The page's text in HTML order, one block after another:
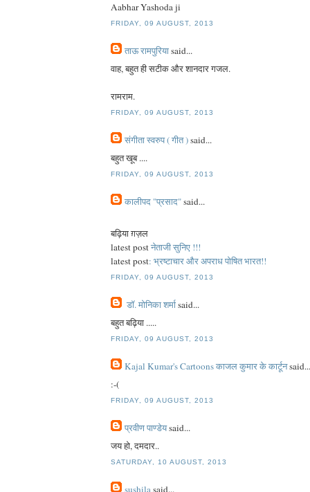
Aabhar Yashoda ji
FRIDAY, 09 AUGUST, 2013
ताऊ रामपुरियाsaid...
वाह, बहुत ही सटीक और शानदार गजल.
रामराम.
FRIDAY, 09 AUGUST, 2013
संगीता स्वरुप ( गीत )said...
बहुत खूब ....
FRIDAY, 09 AUGUST, 2013
कालीपद "प्रसाद"said...
बढ़िया ग़ज़ल
latest postनेताजी सुनिए !!!
latest post: भ्रष्टाचार और अपराध पोषित भारत!!
FRIDAY, 09 AUGUST, 2013
डॉ. मोनिका शर्माsaid...
बहुत बढ़िया .....
FRIDAY, 09 AUGUST, 2013
Kajal Kumar's Cartoons काजल कुमार के कार्टूनsaid...
:-(
FRIDAY, 09 AUGUST, 2013
प्रवीण पाण्डेयsaid...
जय हो, दमदार..
SATURDAY, 10 AUGUST, 2013
sushila said...